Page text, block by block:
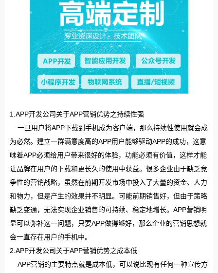
1.APP开发公司关于APP营销优势之持续性强
一旦用户将APP下载到手机成为客户端，那么持续性使用就会成
为必然。建立一群满意度高的APP用户能够驱动APP的成功，这意
味着APP必须给用户带来很好的体验，功能必须有价值，这样才能
让品牌在用户的下载和更长久的使用中获益。很多企业由于缺乏竞
争性的营销战略，虽然在前期开发市场中投入了大量的资金、人力
和物力，但是产生的效果并不明显。可能前期销售好，但由于策略
缺乏变通，无法实现企业销售的可持续、稳定地增长。APP营销明
显可以弥补这一问题，只要APP做得够好，那么企业的营销思想就
会一直存在用户的手机中。
2.APP开发公司关于APP营销优势之成本低
APP营销的主要特点就是成本低，可以说比现有任何一种宣传方